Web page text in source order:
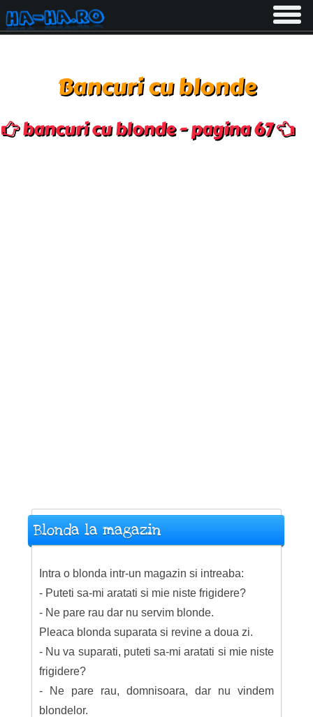
Toggle
Bancuri cu blonde
bancuri cu blonde - pagina 67
Blonda la magazin
Intra o blonda intr-un magazin si intreaba:
- Puteti sa-mi aratati si mie niste frigidere?
- Ne pare rau dar nu servim blonde.
Pleaca blonda suparata si revine a doua zi.
- Nu va suparati, puteti sa-mi aratati si mie niste
frigidere?
- Ne pare rau, domnisoara, dar nu vindem
blondelor.